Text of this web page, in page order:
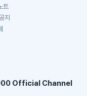
트
지
Official Channel